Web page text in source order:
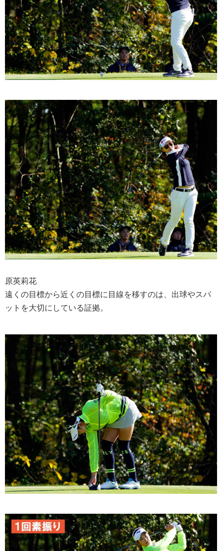
原英莉花
遠くの目標から近くの目標に目線を移すのは、出球やスパ
ットを大切にしている証拠。